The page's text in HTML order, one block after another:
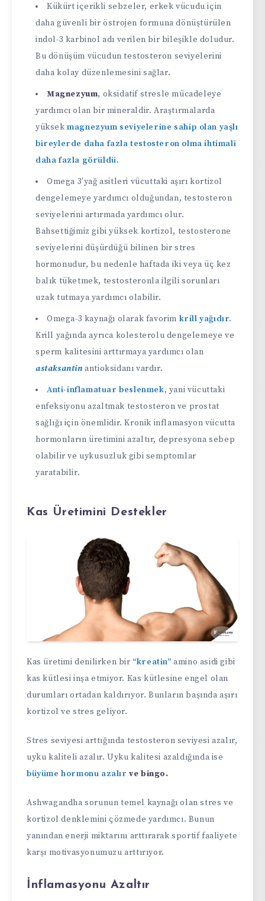
Kükürt içerikli sebzeler, erkek vücudu için
daha güvenli bir östrojen formuna dönüştürülen
indol-3 karbinol adı verilen bir bileşikle doludur.
Bu dönüşüm vücudun testosteron seviyelerini
daha kolay düzenlemesini sağlar.
Magnezyum, oksidatif stresle mücadeleye
yardımcı olan bir mineraldir. Araştırmalarda
yüksek magnezyum seviyelerine sahip olan yaşlı
bireylerde daha fazla testosteron olma ihtimali
daha fazla görüldü.
Omega 3’yağ asitleri vücuttaki aşırı kortizol
dengelemeye yardımcı olduğundan, testosteron
seviyelerini artırmada yardımcı olur.
Bahsettiğimiz gibi yüksek kortizol, testosterone
seviyelerini düşürdüğü bilinen bir stres
hormonudur, bu nedenle haftada iki veya üç kez
balık tüketmek, testosteronla ilgili sorunları
uzak tutmaya yardımcı olabilir.
Omega-3 kaynağı olarak favorim krill yağıdır.
Krill yağında ayrıca kolesterolu dengelemeye ve
sperm kalitesini arttırmaya yardımcı olan
astaksantinantioksidanı vardır.
Anti-inflamatuar beslenmek, yani vücuttaki
enfeksiyonu azaltmak testosteron ve prostat
sağlığı için önemlidir. Kronik inflamasyon vücutta
hormonların üretimini azaltır, depresyona sebep
olabilir ve uykusuzluk gibi semptomlar
yaratabilir.
Kas Üretimini Destekler
Kas üretimi denilirken bir “kreatin”amino asidi gibi
kas kütlesi inşa etmiyor. Kas kütlesine engel olan
durumları ortadan kaldırıyor. Bunların başında aşırı
kortizol ve stres geliyor.
Stres seviyesi arttığında testosteron seviyesi azalır,
uyku kaliteli azalır. Uyku kalitesi azaldığında ise
büyüme hormonu azalır ve bingo.
Ashwagandha sorunun temel kaynağı olan stres ve
kortizol denklemini çözmede yardımcı. Bunun
yanından enerji miktarını arttırarak sportif faaliyete
karşı motivasyonumuzu arttırıyor.
İnflamasyonu Azaltır